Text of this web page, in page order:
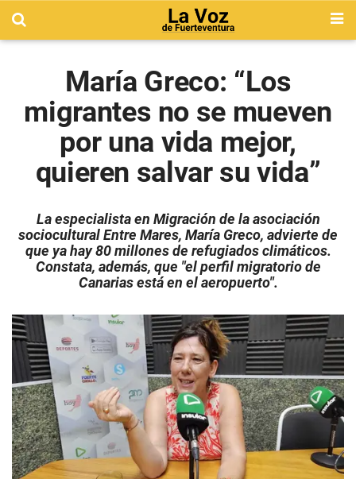
María Greco: “Los
migrantes no se mueven
por una vida mejor,
quieren salvar su vida”
La especialista en Migración de la asociación
sociocultural Entre Mares, María Greco, advierte de
que ya hay 80 millones de refugiados climáticos.
Constata, además, que "el perfil migratorio de
Canarias está en el aeropuerto".